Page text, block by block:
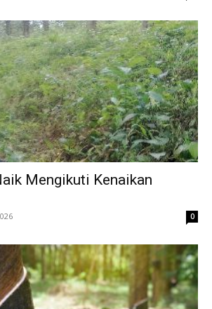
Mengikuti Kenaikan
0